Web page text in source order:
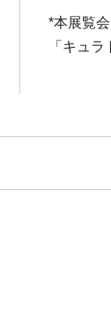
*本展覧
「キュ